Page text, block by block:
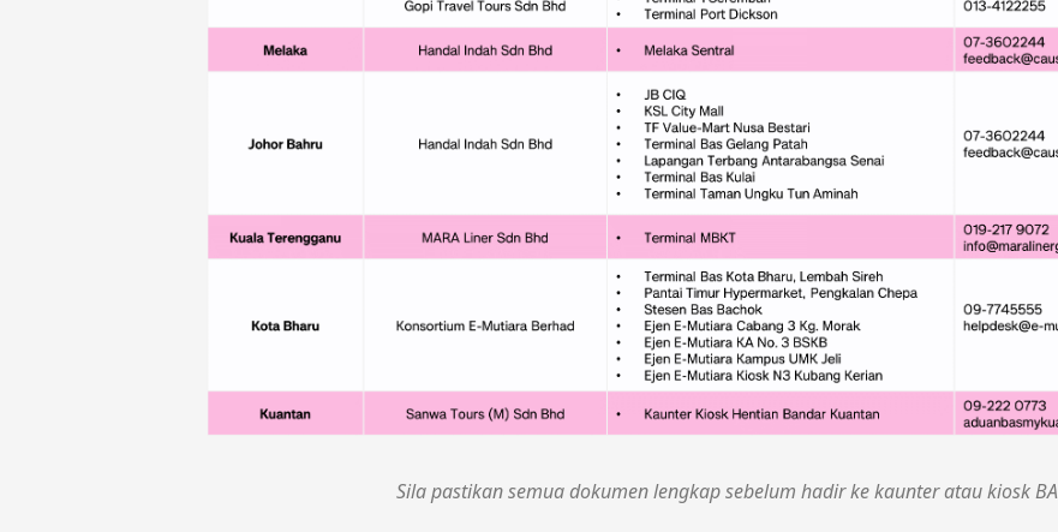
Sila pastikan semua dokumen lengkap sebelum hadir ke kaunter atau kiosk